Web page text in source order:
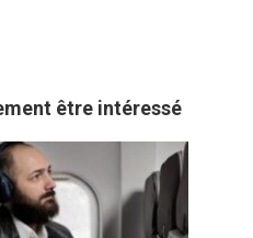
être intéressé